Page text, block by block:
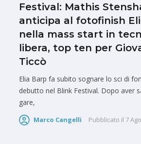
Festival: Mathis
anticipa al fotofinish
nella mass start in
libera, top ten per
Ticcò
Elia Barp fa subito sognare lo sci di
debutto nel Blink Festival. Dopo aver
gare,
Marco Cangelli Pubblicato il 7